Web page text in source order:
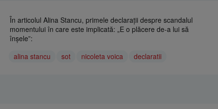
În articolul Alina Stancu, primele declarații despre scandalul
momentului în care este implicată: „E o plăcere de-a lui să
înșele”:
alina stancu
sot nicoleta voica declaratii